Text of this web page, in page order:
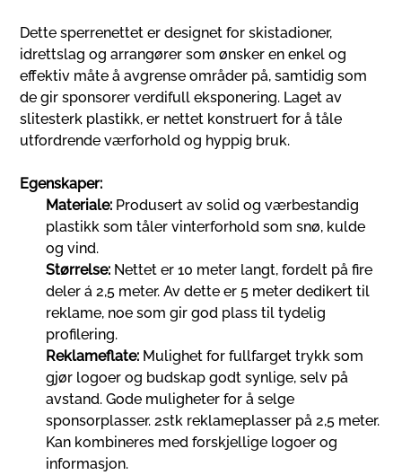
Dette sperrenettet er designet for skistadioner,
idrettslag og arrangører som ønsker en enkel og
effektiv måte å avgrense områder på, samtidig som
de gir sponsorer verdifull eksponering. Laget av
slitesterk plastikk, er nettet konstruert for å tåle
utfordrende værforhold og hyppig bruk.
Egenskaper:
Materiale: Produsert av solid og værbestandig
plastikk som tåler vinterforhold som snø, kulde
og vind.
Størrelse: Nettet er 10 meter langt, fordelt på fire
deler á 2,5 meter. Av dette er 5 meter dedikert til
reklame, noe som gir god plass til tydelig
profilering.
Reklameflate: Mulighet for fullfarget trykk som
gjør logoer og budskap godt synlige, selv på
avstand. Gode muligheter for å selge
sponsorplasser. 2stk reklameplasser på 2,5 meter.
Kan kombineres med forskjellige logoer og
informasjon.